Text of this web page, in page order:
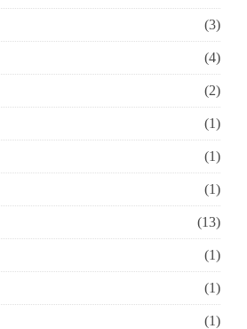
(3)
(4)
(2)
(1)
(1)
(1)
(13)
(1)
(1)
(1)